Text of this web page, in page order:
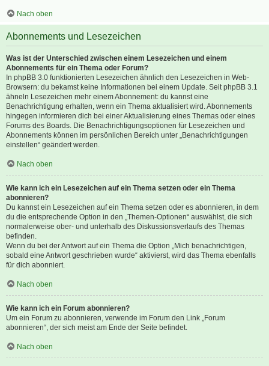
Nach oben
Abonnements und Lesezeichen
Was ist der Unterschied zwischen einem Lesezeichen und einem
Abonnements für ein Thema oder Forum?
In phpBB 3.0 funktionierten Lesezeichen ähnlich den Lesezeichen in Web-
Browsern: du bekamst keine Informationen bei einem Update. Seit phpBB 3.1
ähneln Lesezeichen mehr einem Abonnement: du kannst eine
Benachrichtigung erhalten, wenn ein Thema aktualisiert wird. Abonnements
hingegen informieren dich bei einer Aktualisierung eines Themas oder eines
Forums des Boards. Die Benachrichtigungsoptionen für Lesezeichen und
Abonnements können im persönlichen Bereich unter „Benachrichtigungen
einstellen“ geändert werden.
Nach oben
Wie kann ich ein Lesezeichen auf ein Thema setzen oder ein Thema
abonnieren?
Du kannst ein Lesezeichen auf ein Thema setzen oder es abonnieren, in dem
du die entsprechende Option in den „Themen-Optionen“ auswählst, die sich
normalerweise ober- und unterhalb des Diskussionsverlaufs des Themas
befinden.
Wenn du bei der Antwort auf ein Thema die Option „Mich benachrichtigen,
sobald eine Antwort geschrieben wurde“ aktivierst, wird das Thema ebenfalls
für dich abonniert.
Nach oben
Wie kann ich ein Forum abonnieren?
Um ein Forum zu abonnieren, verwende im Forum den Link „Forum
abonnieren“, der sich meist am Ende der Seite befindet.
Nach oben